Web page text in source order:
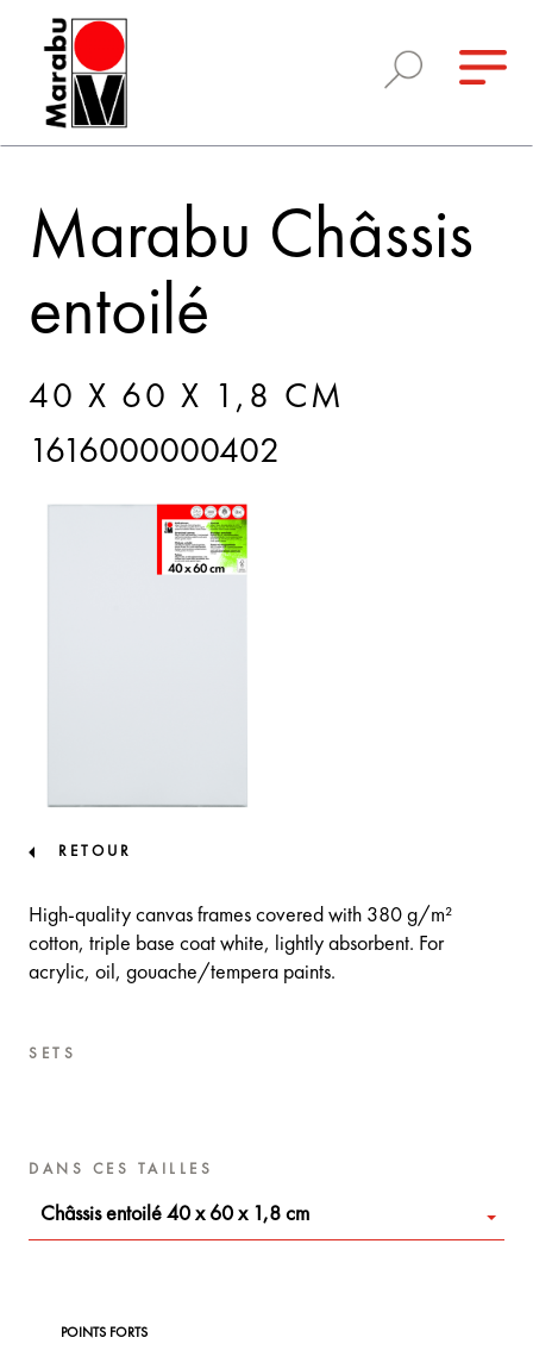
Marabu Châssis
entoilé
40 X 60 X 1,8 CM
1616000000402
RETOUR
High-quality canvas frames covered with 380 g/m²
cotton, triple base coat white, lightly absorbent. For
acrylic, oil, gouache/tempera paints.
SETS
DANS CES TAILLES
Châssis entoilé 40 x 60 x 1,8 cm
POINTS FORTS